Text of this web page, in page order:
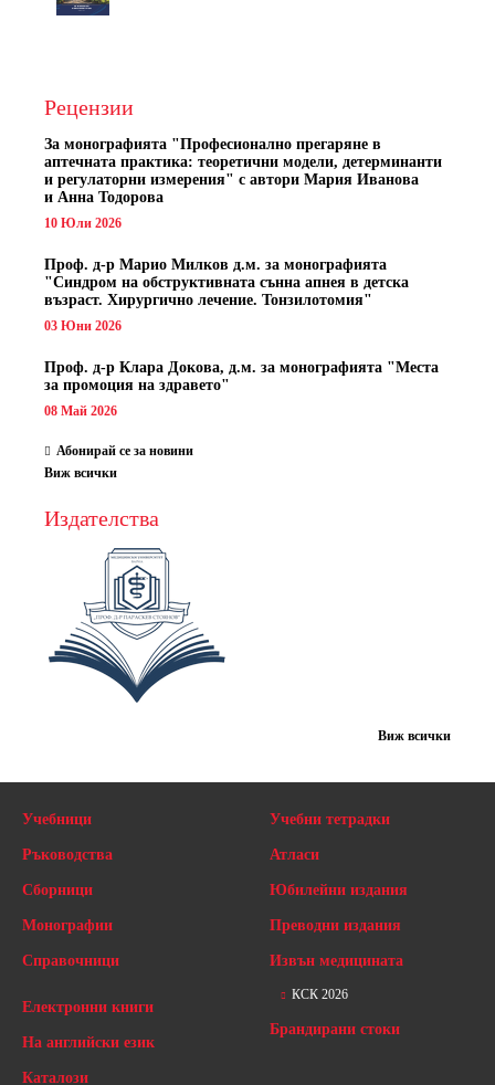
Рецензии
За монографията "Професионално прегаряне в
аптечната практика: теоретични модели, детерминанти
и регулаторни измерения" с автори Мария Иванова
и Анна Тодорова
10 Юли 2026
Проф. д-р Марио Милков д.м. за монографията
"Синдром на обструктивната сънна апнея в детска
възраст. Хирургично лечение. Тонзилотомия"
03 Юни 2026
Проф. д-р Клара Докова, д.м. за монографията "Места
за промоция на здравето"
08 Май 2026
Абонирай се за новини
Виж всички
Издателства
Виж всички
Учебници
Ръководства
Сборници
Монографии
Справочници
Учебни тетрадки
Атласи
Юбилейни издания
Преводни издания
Извън медицината
Електронни книги
На английски език
Каталози
КСК 2026
Брандирани стоки